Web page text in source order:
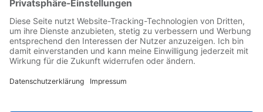
Newsletter
Follow us on...